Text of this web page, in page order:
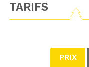
TARIFS
PRIX